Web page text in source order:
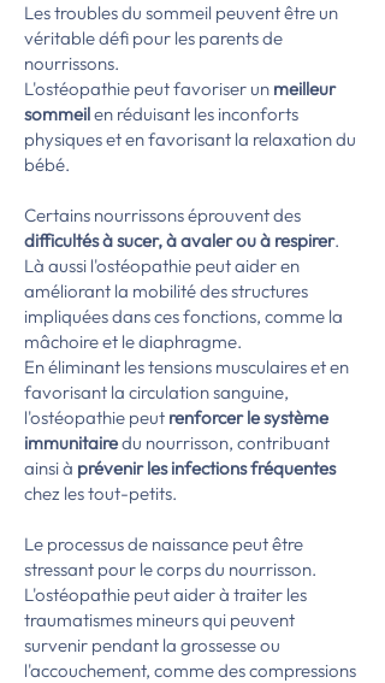
Les troubles du sommeil peuvent être un
véritable défi pour les parents de
nourrissons.
L'ostéopathie peut favoriser un meilleur
sommeilen réduisant les inconforts
physiques et en favorisant la relaxation du
bébé.
Certains nourrissons éprouvent des
difficultés à sucer, à avaler ou à respirer.
Là aussi l'ostéopathie peut aider en
améliorant la mobilité des structures
impliquées dans ces fonctions, comme la
mâchoire et le diaphragme.
En éliminant les tensions musculaires et en
favorisant la circulation sanguine,
l'ostéopathie peut renforcer le système
immunitairedu nourrisson, contribuant
ainsi à prévenir les infections fréquentes
chez les tout-petits.
Le processus de naissance peut être
stressant pour le corps du nourrisson.
L'ostéopathie peut aider à traiter les
traumatismes mineurs qui peuvent
survenir pendant la grossesse ou
l'accouchement, comme des compressions